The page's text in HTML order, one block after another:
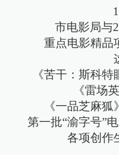
市电影局与
重点电影精品
《苦干：斯科特
《雷场
《一品芝麻
第一批“渝字号”
各项创作